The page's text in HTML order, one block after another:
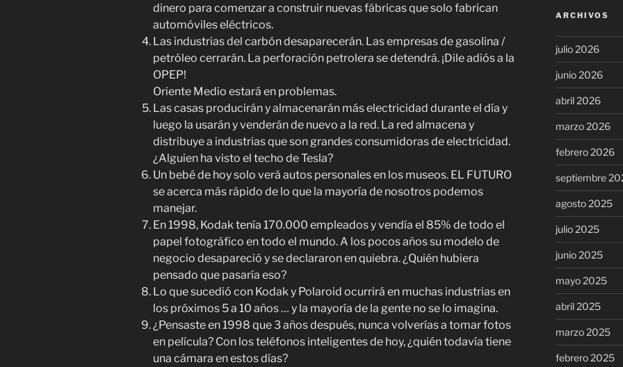
dinero para comenzar a construir nuevas fábricas que solo fabrican
automóviles eléctricos.
Las industrias del carbón desaparecerán. Las empresas de gasolina /
petróleo cerrarán. La perforación petrolera se detendrá. ¡Dile adiós a la
OPEP!
Oriente Medio estará en problemas.
Las casas producirán y almacenarán más electricidad durante el día y
luego la usarán y venderán de nuevo a la red. La red almacena y
distribuye a industrias que son grandes consumidoras de electricidad.
¿Alguien ha visto el techo de Tesla?
Un bebé de hoy solo verá autos personales en los museos. EL FUTURO
se acerca más rápido de lo que la mayoría de nosotros podemos
manejar.
En 1998, Kodak tenía 170.000 empleados y vendía el 85% de todo el
papel fotográfico en todo el mundo. A los pocos años su modelo de
negocio desapareció y se declararon en quiebra. ¿Quién hubiera
pensado que pasaría eso?
Lo que sucedió con Kodak y Polaroid ocurrirá en muchas industrias en
los próximos 5 a 10 años … y la mayoría de la gente no se lo imagina.
¿Pensaste en 1998 que 3 años después, nunca volverías a tomar fotos
en película? Con los teléfonos inteligentes de hoy, ¿quién todavía tiene
una cámara en estos días?
ARCHIVOS
julio 2026
junio 2026
abril 2026
marzo 2026
febrero 2026
septiembre
agosto 2025
julio 2025
junio 2025
mayo 2025
abril 2025
marzo 2025
febrero 2025